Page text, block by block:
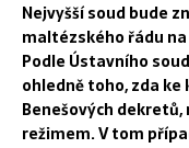
Nejvyšší soud bude
maltézského řádu
Podle Ústavního
ohledně toho, zda
Benešových
režimem. V tom